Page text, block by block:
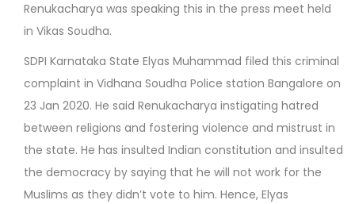
Renukacharya was speaking this in the press meet held
in Vikas Soudha.
SDPI Karnataka State Elyas Muhammad filed this criminal
complaint in Vidhana Soudha Police station Bangalore on
23 Jan 2020. He said Renukacharya instigating hatred
between religions and fostering violence and mistrust in
the state. He has insulted Indian constitution and insulted
the democracy by saying that he will not work for the
Muslims as they didn’t vote to him. Hence, Elyas